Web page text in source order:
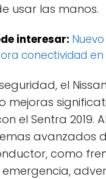
usar las manos.
interesar:
conectividad en
el
mejoras
el Sentra 2019.
avanzados
como